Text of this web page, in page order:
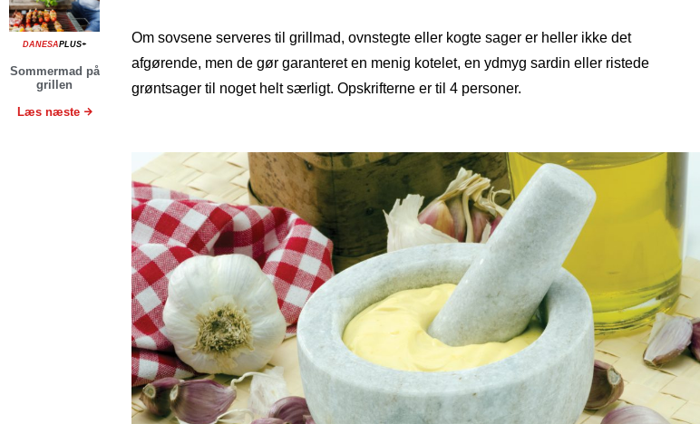
DANESAPLUS+
Sommermad på
grillen
Læs næste
Om sovsene serveres til grillmad, ovnstegte eller kogte sager er heller ikke det
afgørende, men de gør garanteret en menig kotelet, en ydmyg sardin eller ristede
grøntsager til noget helt særligt. Opskrifterne er til 4 personer.